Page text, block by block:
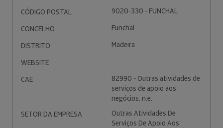
CÓDIGO POSTAL
9020-330 - FUNCHAL
CONCELHO
Funchal
DISTRITO
Madeira
WEBSITE
CAE
82990 - Outras atividades de
serviços de apoio aos
negócios, n.e.
SETOR DA EMPRESA
Outras Atividades De
Serviços De Apoio Aos